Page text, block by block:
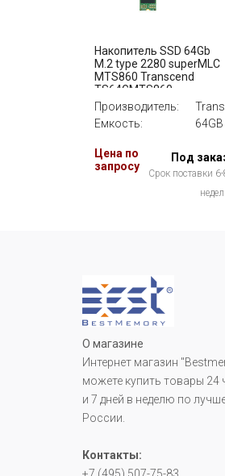
Накопитель SSD 64Gb
M.2 type 2280 superMLC
MTS860 Transcend
TS64GMTS860
Производитель:
Емкость:
64GB
Цена по
запросу
Под
Срок поставки 6-
О магазине
Интернет магазин
можете купить товары 24
и 7 дней в неделю по
России.
Контакты:
+7 (495) 507-75-83